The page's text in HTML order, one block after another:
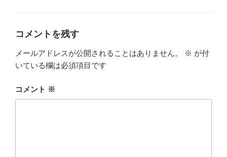
コメントを残す
メールアドレスが公開されることはありません。 ※ が付
いている欄は必須項目です
コメント ※